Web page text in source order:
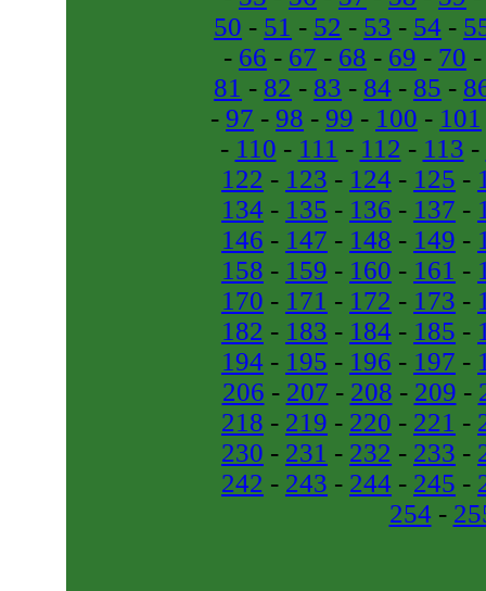
50 - 51 - 52 - 53 - 54 -
- 66 - 67 - 68 - 69 - 70
81 - 82 - 83 - 84 - 85 -
- 97 - 98 - 99 - 100 - 101
- 110 - 111 - 112 - 113 -
122 - 123 - 124 - 125 -
134 - 135 - 136 - 137 -
146 - 147 - 148 - 149 -
158 - 159 - 160 - 161 -
170 - 171 - 172 - 173 -
182 - 183 - 184 - 185 -
194 - 195 - 196 - 197 -
206 - 207 - 208 - 209 -
218 - 219 - 220 - 221 -
230 - 231 - 232 - 233 -
242 - 243 - 244 - 245 -
254 -